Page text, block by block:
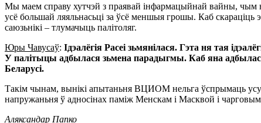
Мы маем справу хутчэй з праявай інфармацыйнай вайны, чым
усё большай ляяльнасьці за ўсё меншыя грошы. Каб
саюзьнікі – тлумачыць палітоляг.
Юры Чавусаў: Ідэалёгія Расеі зьмянілася. Гэта ня тая
У палітыцы адбылася зьмена парадыгмы. Каб яна адбылася
Беларусі.
Такім чынам, вынікі апытаньня ВЦИОМ нельга ўспрымаць
напружаньня ў адносінах паміж Менскам і Масквой і
Аляксандар Папко